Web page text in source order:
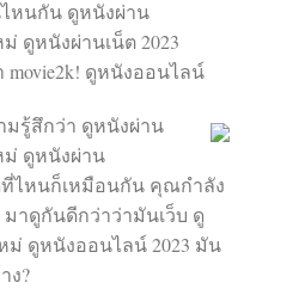
หนกัน ดูหนังผ่าน
ดูหนังผ่านเน็ต 2023
movie2k! ดูหนังออนไลน์
รู้สึกว่า ดูหนังผ่าน
ม่ ดูหนังผ่าน
ที่ไหนก็เหมือนกัน คุณกำลัง
าดูกันดีกว่าว่ามันเว็บ ดู
ม่ ดูหนังออนไลน์ 2023 มัน
ง?